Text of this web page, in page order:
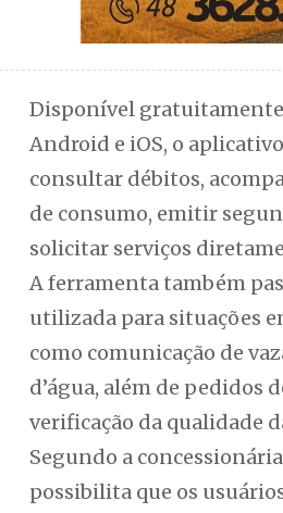
Disponível
Android e iOS, o
consultar débitos,
de consumo, emitir
solicitar serviços
A ferramenta também
utilizada para situações
como comunicação de
d’água, além de pedidos
verificação da qualidade
Segundo a
possibilita que os